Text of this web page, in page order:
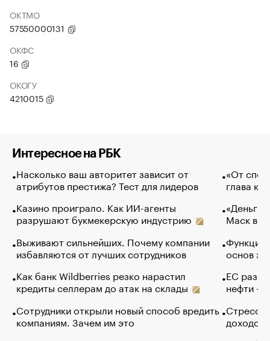
ОКТМО
57550000131
ОКФС
16
ОКОГУ
4210015
Интересное на РБК
Насколько ваш авторитет зависит от
атрибутов престижа? Тест для лидеров
Казино проиграло. Как ИИ-агенты
разрушают букмекерскую индустрию
Выживают сильнейших. Почему компании
избавляются от лучших сотрудников
Как банк Wildberries резко нарастил
кредиты селлерам до атак на склады
Сотрудники открыли новый способ вредить
компаниям. Зачем им это
«От
глава
«Деньги
Маск в
Функции
основ
ЕС
нефти —
Стресс
доходов